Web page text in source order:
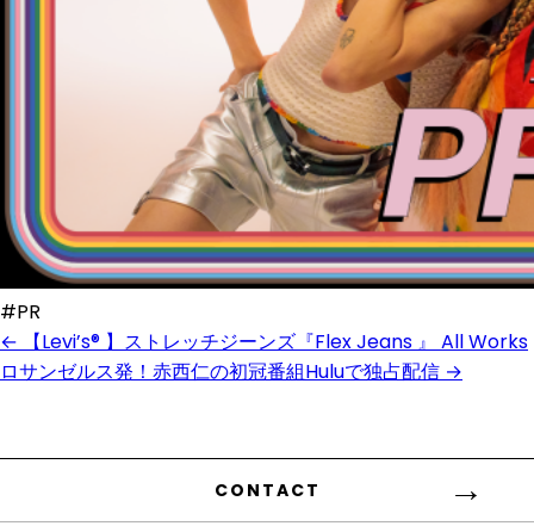
#PR
← 【Levi’s® 】ストレッチジーンズ『Flex Jeans 』 All Works
ロサンゼルス発！赤西仁の初冠番組Huluで独占配信 →
CONTACT